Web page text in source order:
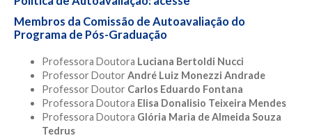
Membros da Comissão de Autoavaliação do
Programa de Pós-Graduação
Professora Doutora Luciana Bertoldi Nucci
Professor Doutor André Luiz Monezzi Andrade
Professor Doutor Carlos Eduardo Fontana
Professora Doutora Elisa Donalisio Teixeira Mendes
Professora Doutora Glória Maria de Almeida Souza
Tedrus